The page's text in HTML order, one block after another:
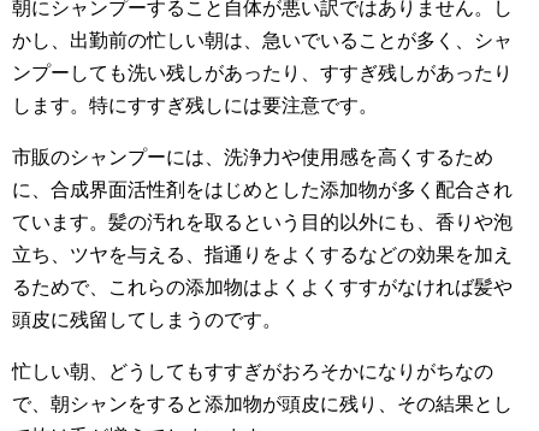
朝にシャンプーすること自体が悪い訳ではありません。し
かし、出勤前の忙しい朝は、急いでいることが多く、シャ
ンプーしても洗い残しがあったり、すすぎ残しがあったり
します。特にすすぎ残しには要注意です。
市販のシャンプーには、洗浄力や使用感を高くするため
に、合成界面活性剤をはじめとした添加物が多く配合され
ています。髪の汚れを取るという目的以外にも、香りや泡
立ち、ツヤを与える、指通りをよくするなどの効果を加え
るためで、これらの添加物はよくよくすすがなければ髪や
頭皮に残留してしまうのです。
忙しい朝、どうしてもすすぎがおろそかになりがちなの
で、朝シャンをすると添加物が頭皮に残り、その結果とし